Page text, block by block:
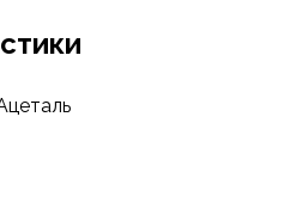
толщину
слой для увеличения